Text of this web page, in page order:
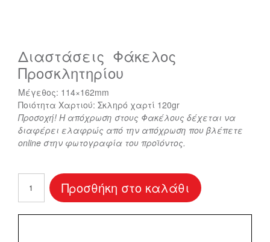
Διαστάσεις Φάκελος
Προσκλητηρίου
Μέγεθος: 114×162mm
Ποιότητα Χαρτιού: Σκληρό χαρτί 120gr
Προσοχή! Η απόχρωση στους Φακέλους δέχεται να
διαφέρει ελαφρώς από την απόχρωση που βλέπετε
online στην φωτογραφία του προϊόντος.
Φάκελος
Προσκλητηρίου
Άσπρος
114x162mm
Προσθήκη στο καλάθι